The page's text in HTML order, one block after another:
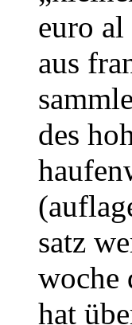
euro
aus
des
satz
woche
hat